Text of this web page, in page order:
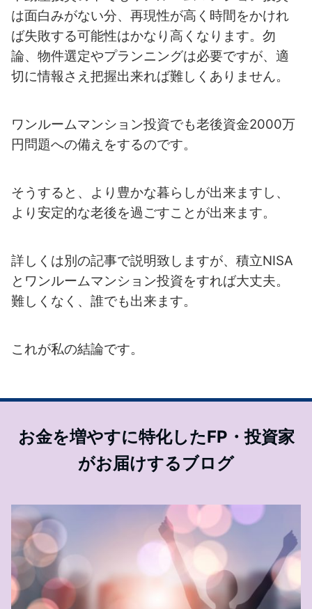
は面白みがない分、再現性が高く時間をかけれ
ば失敗する可能性はかなり高くなります。勿
論、物件選定やプランニングは必要ですが、適
切に情報さえ把握出来れば難しくありません。
ワンルームマンション投資でも老後資金2000万
円問題への備えをするのです。
そうすると、より豊かな暮らしが出来ますし、
より安定的な老後を過ごすことが出来ます。
詳しくは別の記事で説明致しますが、積立NISA
とワンルームマンション投資をすれば大丈夫。
難しくなく、誰でも出来ます。
これが私の結論です。
お金を増やすに特化したFP・投資家
がお届けするブログ